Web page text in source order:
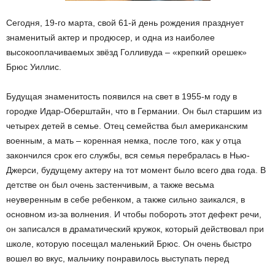
Сегодня, 19-го марта, свой 61-й день рождения празднует
знаменитый актер и продюсер, и одна из наиболее
высокооплачиваемых звёзд Голливуда – «крепкий орешек»
Брюс Уиллис.
Будущая знаменитость появился на свет в 1955-м году в
городке Идар-Оберштайн, что в Германии. Он был старшим из
четырех детей в семье. Отец семейства был американским
военным, а мать – коренная немка, после того, как у отца
закончился срок его службы, вся семья перебралась в Нью-
Джерси, будущему актеру на тот момент было всего два года. В
детстве он был очень застенчивым, а также весьма
неуверенным в себе ребенком, а также сильно заикался, в
основном из-за волнения. И чтобы побороть этот дефект речи,
он записался в драматический кружок, который действовал при
школе, которую посещал маленький Брюс. Он очень быстро
вошел во вкус, мальчику понравилось выступать перед